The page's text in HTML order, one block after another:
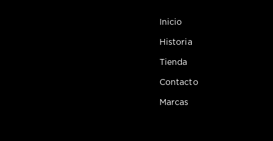
Inicio
Historia
Tienda
Contacto
Marcas